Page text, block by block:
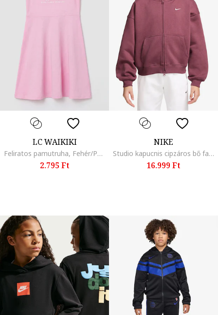
LC WAIKIKI
Feliratos pamutruha, Fehér/Pasztellrózsaszín
2.795 Ft
NIKE
Studio kapucnis cipzáros bő fazonú pulóver két zsebbel, Sötét rózsaszín,
16.999 Ft